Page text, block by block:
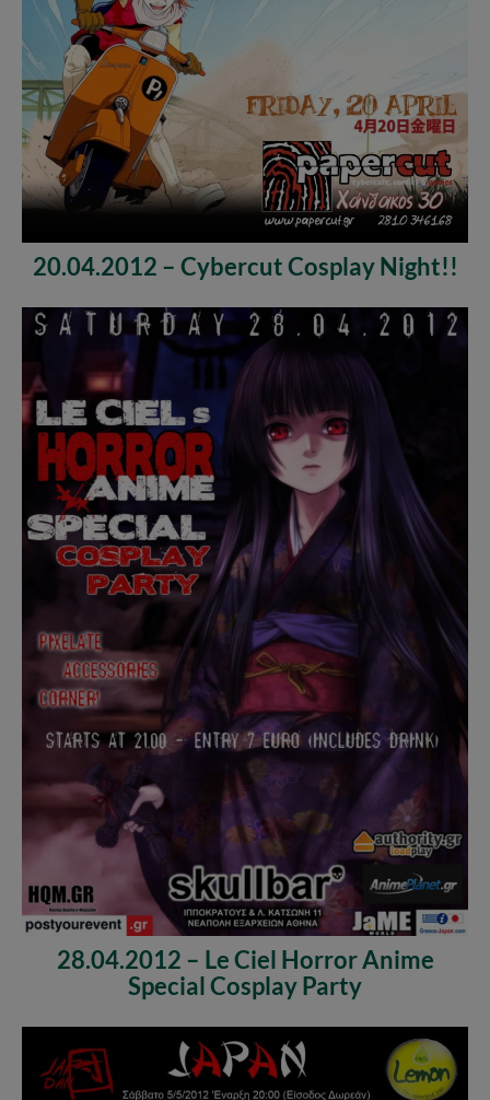
20.04.2012 – Cybercut Cosplay Night!!
28.04.2012 – Le Ciel Horror Anime
Special Cosplay Party